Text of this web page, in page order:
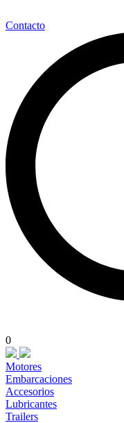
Contacto
0
Motores
Embarcaciones
Accesorios
Lubricantes
Trailers